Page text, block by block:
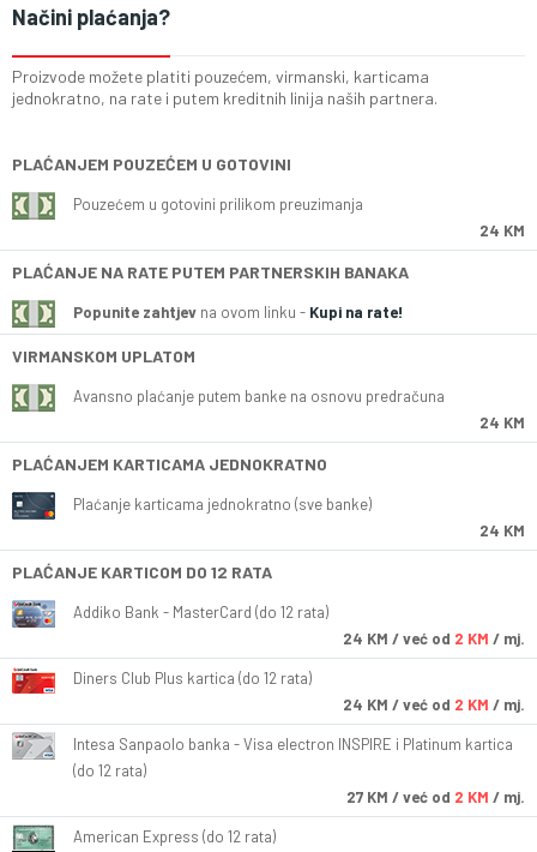
Načini plaćanja?
Proizvode možete platiti pouzećem, virmanski, karticama
jednokratno, na rate i putem kreditnih linija naših partnera.
PLAĆANJEM POUZEĆEM U GOTOVINI
Pouzećem u gotovini prilikom preuzimanja
24 KM
PLAĆANJE NA RATE PUTEM PARTNERSKIH BANAKA
Popunite zahtjev na ovom linku - Kupi na rate!
VIRMANSKOM UPLATOM
Avansno plaćanje putem banke na osnovu predračuna
24 KM
PLAĆANJEM KARTICAMA JEDNOKRATNO
Plaćanje karticama jednokratno (sve banke)
24 KM
PLAĆANJE KARTICOM DO 12 RATA
Addiko Bank - MasterCard (do 12 rata)
24 KM / već od 2 KM / mj.
Diners Club Plus kartica (do 12 rata)
24 KM / već od 2 KM / mj.
Intesa Sanpaolo banka - Visa electron INSPIRE i Platinum kartica
(do 12 rata)
27 KM / već od 2 KM / mj.
American Express (do 12 rata)